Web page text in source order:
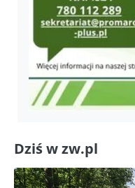
Dziś w zw.pl